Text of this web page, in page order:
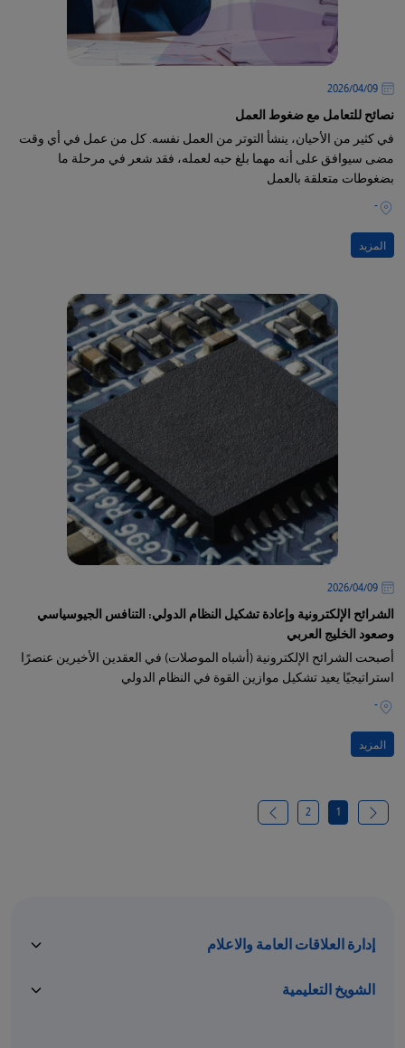
09‏/04‏/2026
نصائح للتعامل مع ضغوط العمل
في كثير من الأحيان، ينشأ التوتر من العمل نفسه. كل من عمل في أي وقت
مضى سيوافق على أنه مهما بلغ حبه لعمله، فقد شعر في مرحلة ما
بضغوطات متعلقة بالعمل
-
المزيد
09‏/04‏/2026
الشرائح الإلكترونية وإعادة تشكيل النظام الدولي: التنافس الجيوسياسي
وصعود الخليج العربي
أصبحت الشرائح الإلكترونية (أشباه الموصلات) في العقدين الأخيرين عنصرًا
استراتيجيًا يعيد تشكيل موازين القوة في النظام الدولي
-
المزيد
1
2
إدارة العلاقات العامة والاعلام
الشويخ التعليمية